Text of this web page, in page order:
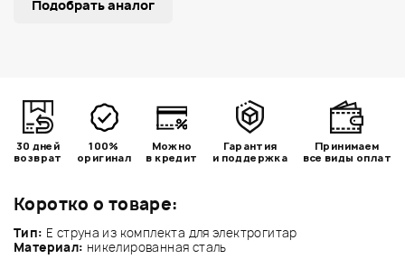
Коротко о товаре:
Тип: Е струна из комплекта для электрогитар
Материал: никелированная сталь
Подобрать аналог
30 дней
возврат
100%
оригинал
Можно
в кредит
Гарантия
и поддержка
Принимаем
все виды оплат